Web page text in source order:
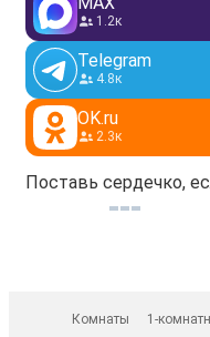
1.2к
Telegram
4.8к
OK.ru
2.3к
Поставь сердечко,
Комнаты 1-